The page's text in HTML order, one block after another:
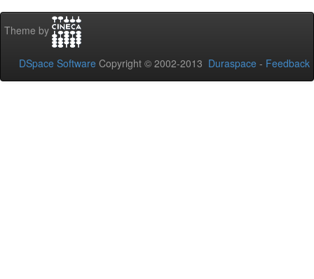
Theme by
DSpace Software Copyright © 2002-2013 Duraspace - Feedback